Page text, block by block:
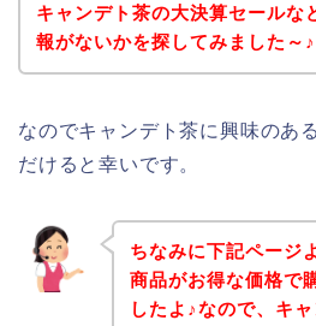
キャンデト茶の大決算セールな
報がないかを探してみました～♪
なのでキャンデト茶に興味のあ
だけると幸いです。
ちなみに下記ページ
商品がお得な価格で
したよ♪なので、キ